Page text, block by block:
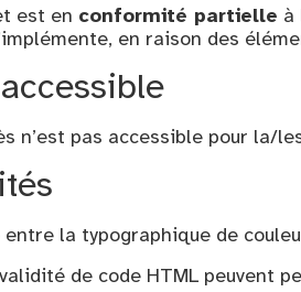
est en conformité partielle à
en raison des
n’est pas accessible pour la/
la typographique de
de code HTML peuvent